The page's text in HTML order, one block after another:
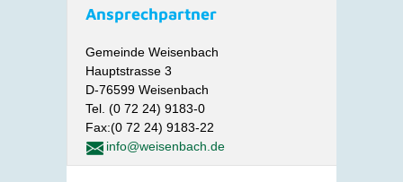
Ansprechpartner
Gemeinde Weisenbach
Hauptstrasse 3
D-76599 Weisenbach
Tel. (0 72 24) 9183-0
Fax:(0 72 24) 9183-22
info@weisenbach.de